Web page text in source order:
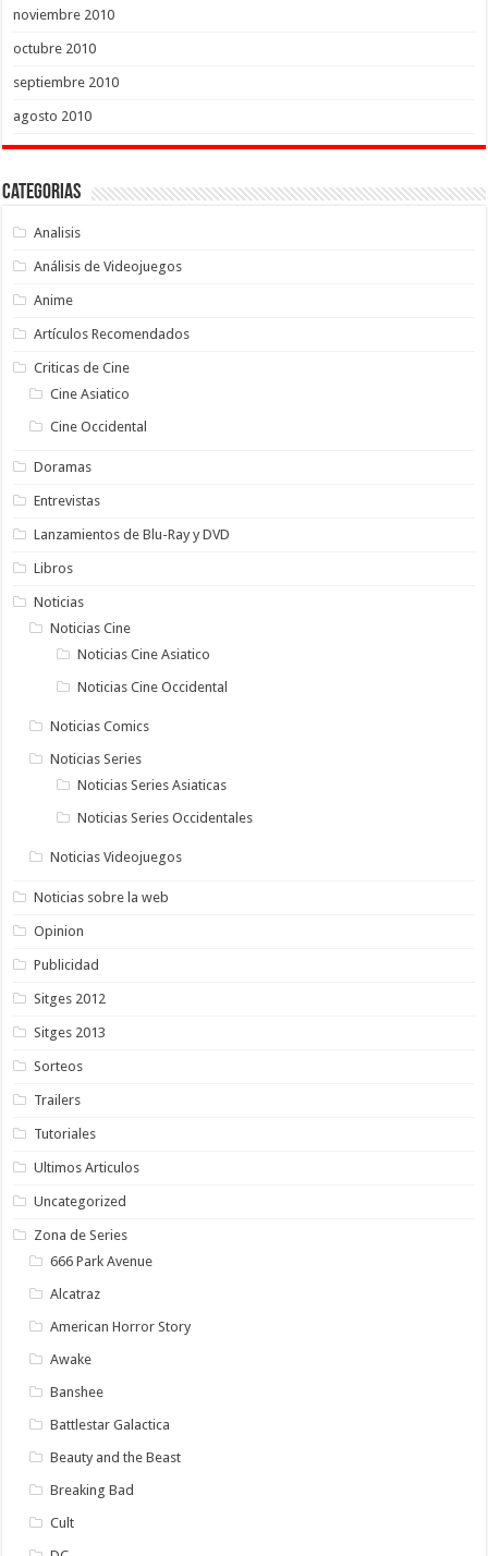
noviembre 2010
octubre 2010
septiembre 2010
agosto 2010
Categorias
Analisis
Análisis de Videojuegos
Anime
Artículos Recomendados
Criticas de Cine
Cine Asiatico
Cine Occidental
Doramas
Entrevistas
Lanzamientos de Blu-Ray y DVD
Libros
Noticias
Noticias Cine
Noticias Cine Asiatico
Noticias Cine Occidental
Noticias Comics
Noticias Series
Noticias Series Asiaticas
Noticias Series Occidentales
Noticias Videojuegos
Noticias sobre la web
Opinion
Publicidad
Sitges 2012
Sitges 2013
Sorteos
Trailers
Tutoriales
Ultimos Articulos
Uncategorized
Zona de Series
666 Park Avenue
Alcatraz
American Horror Story
Awake
Banshee
Battlestar Galactica
Beauty and the Beast
Breaking Bad
Cult